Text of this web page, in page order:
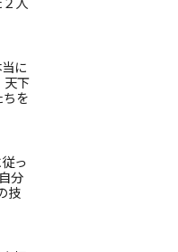
に
天下
を
っ
分
技